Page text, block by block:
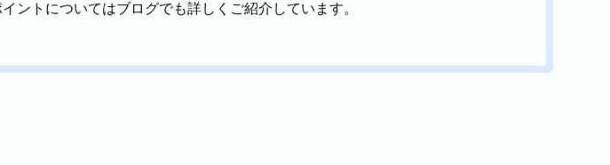
ントについてはブログでも詳しくご紹介しています。